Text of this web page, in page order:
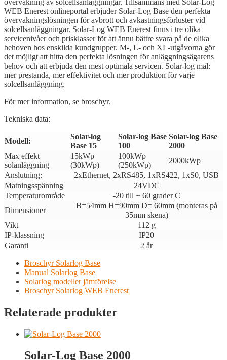
WEB Enerest onlineportal erbjuder Solar-Log Base den perfekta
övervakningslösningen för avbrott och avkastningsförluster vid
solcellsanläggningar. Solar-Log WEB Enerest finns i tre olika
servicenivåer och prisklasser för att ännu bättre svara på de olika
behoven hos enskilda kundgrupper. M-, L- och XL-utgåvorna gör
det möjligt att hitta den perfekta lösningen för anläggningsägarens
behov och att erbjuda den mest optimala servicen. Solar-log mål:
mer prestanda, mer effektivitet och mer produktion för varje
solcellsanläggning.
För mer information, se broschyr.
Tekniska data:
Modell:
Solar-log
Base 15
Solar-log Base
100
Solar-log Base
2000
Max effekt
solanläggning
15kWp
(30kWp)
100kWp
(250kWp)
2000kWp
Anslutning:
2xEthernet, 2xRS485, 1xRS422, 1xS0, USB
Matningsspänning
24VDC
Temperaturområde
-20 till + 60 grader C
Dimensioner
B=54mm H=90mm D= 60mm (monteras på
35mm skena)
Vikt
112 g
IP-klassning
IP20
Garanti
2 år
Broschyr Solarlog Base
Manual Solarlog Base
Solarlog modeller jämförelse
Broschyr Solarlog WEB Enerest
Relaterade produkter
Solar-Log Base 2000